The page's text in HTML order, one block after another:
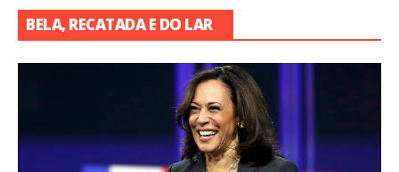
BELA, RECATADA E DO LAR